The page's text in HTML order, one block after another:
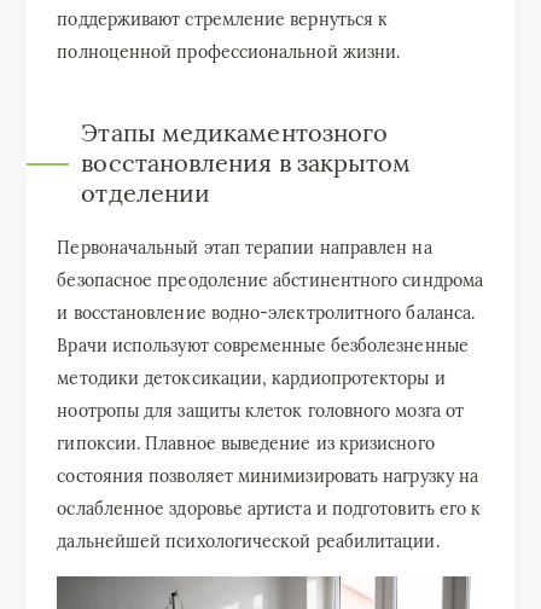
поддерживают стремление вернуться к
полноценной профессиональной жизни.
Этапы медикаментозного
восстановления в закрытом
отделении
Первоначальный этап терапии направлен на
безопасное преодоление абстинентного синдрома
и восстановление водно-электролитного баланса.
Врачи используют современные безболезненные
методики детоксикации, кардиопротекторы и
ноотропы для защиты клеток головного мозга от
гипоксии. Плавное выведение из кризисного
состояния позволяет минимизировать нагрузку на
ослабленное здоровье артиста и подготовить его к
дальнейшей психологической реабилитации.